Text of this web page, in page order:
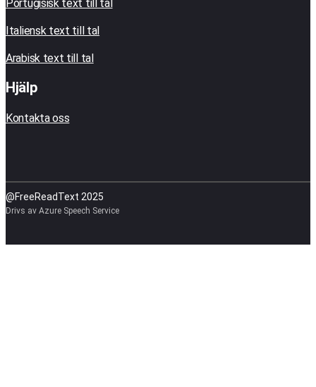
Portugisisk text till tal
Italiensk text till tal
Arabisk text till tal
Hjälp
Kontakta oss
@FreeReadText 2025
Drivs av Azure Speech Service